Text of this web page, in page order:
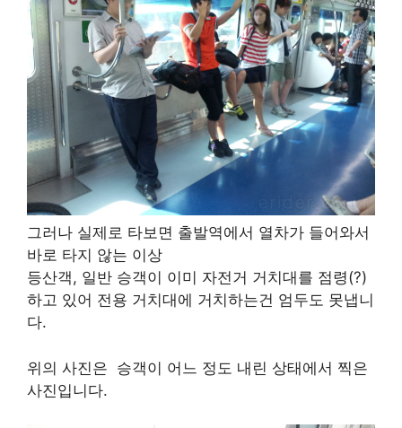
그러나 실제로 타보면 출발역에서 열차가 들어와서
바로 타지 않는 이상
등산객, 일반 승객이 이미 자전거 거치대를 점령(?)
하고 있어 전용 거치대에 거치하는건 엄두도 못냅니
다.
위의 사진은 승객이 어느 정도 내린 상태에서 찍은
사진입니다.